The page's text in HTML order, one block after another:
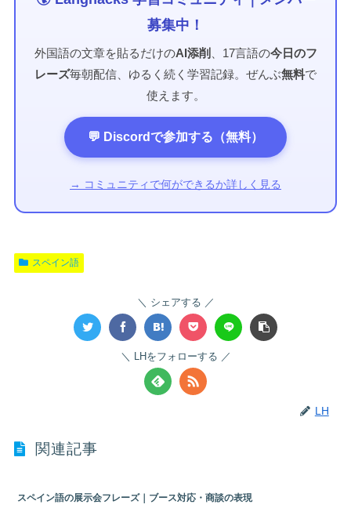
募集中！
外国語の文章を貼るだけのAI添削 、17言語の今日のフ
レーズ毎朝配信、ゆるく続く学習記録。ぜんぶ無料で
使えます。
💬 Discordで参加する（無料）
→ コミュニティで何ができるか詳しく見る
スペイン語
シェアする
LHをフォローする
LH
関連記事
スペイン語の展示会フレーズ｜ブース対応・商談の表現